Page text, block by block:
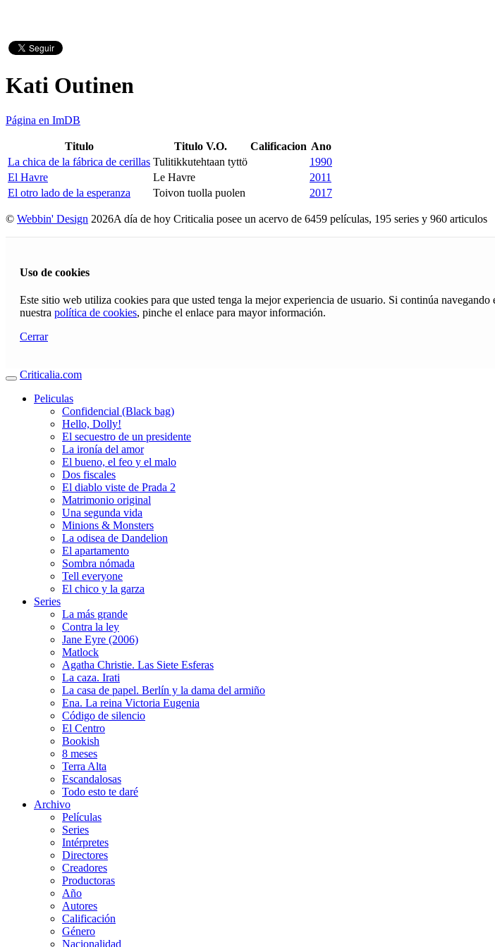
Kati Outinen
Página en ImDB
Titulo Titulo V.O. Calificacion Ano
La chica de la fábrica de cerillas Tulitikkutehtaan tyttö
1990
El Havre
Le Havre
2011
El otro lado de la esperanza
Toivon tuolla puolen 2017
© Webbin' Design 2026A día de hoy Criticalia posee un acervo de 6459 películas, 195 series y 960 articulos
Uso de cookies
Este sitio web utiliza cookies para que usted tenga la mejor experiencia de usuario. Si continúa
nuestra política de cookies, pinche el enlace para mayor información.
Cerrar
Criticalia.com
Peliculas
Confidencial (Black bag)
Hello, Dolly!
El secuestro de un presidente
La ironía del amor
El bueno, el feo y el malo
Dos fiscales
El diablo viste de Prada 2
Matrimonio original
Una segunda vida
Minions & Monsters
La odisea de Dandelion
El apartamento
Sombra nómada
Tell everyone
El chico y la garza
Series
La más grande
Contra la ley
Jane Eyre (2006)
Matlock
Agatha Christie. Las Siete Esferas
La caza. Irati
La casa de papel. Berlín y la dama del armiño
Ena. La reina Victoria Eugenia
Código de silencio
El Centro
Bookish
8 meses
Terra Alta
Escandalosas
Todo esto te daré
Archivo
Películas
Series
Intérpretes
Directores
Creadores
Productoras
Año
Autores
Calificación
Género
Nacionalidad